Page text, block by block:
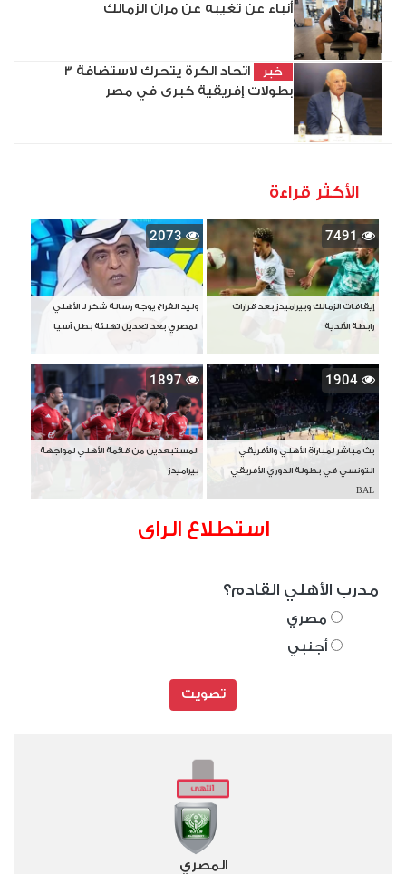
أنباء عن تغيبه عن مران الزمالك
خبر
اتحاد الكرة يتحرك لاستضافة 3
بطولات إفريقية كبرى في مصر
الأكثر قراءة
7491
إيقافات الزمالك وبيراميدز بعد قرارات
رابطة الأندية
2073
وليد الفراج يوجه رسالة شكر لـ الأهلي
المصري بعد تعديل تهنئة بطل آسيا
1904
بث مباشر لمباراة الأهلي والأفريقي
التونسي في بطولة الدوري الأفريقي
BAL
1897
المستبعدين من قائمة الأهلي لمواجهة
بيراميدز
استطلاع الراى
مدرب الأهلي القادم؟
مصري
أجنبي
تصويت
المصري